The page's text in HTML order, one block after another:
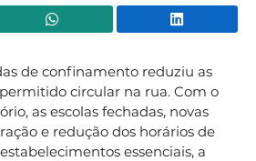
WhatsApp
de confinamento reduziu as
circular na rua. Com o
as escolas fechadas, novas
e redução dos horários de
essenciais, a